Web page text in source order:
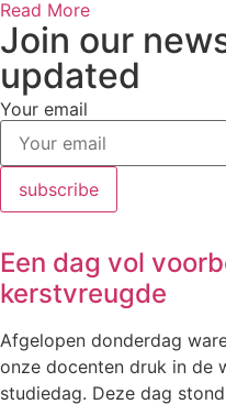
Read More
Join our
updated
Your email
subscribe
Een dag vol
kerstvreugde
Afgelopen donderdag
onze docenten druk in de
studiedag. Deze dag stond